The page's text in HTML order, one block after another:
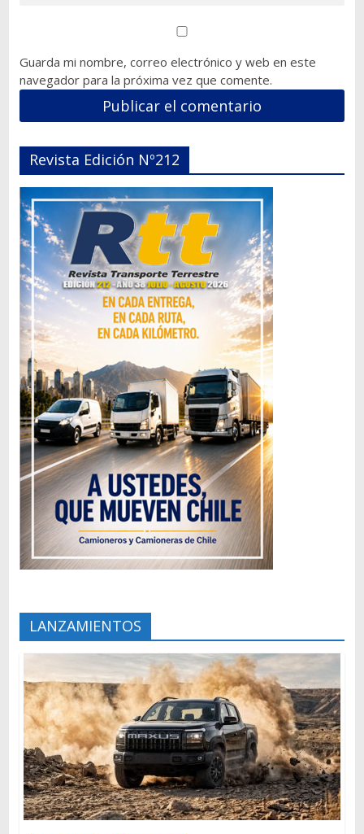
Guarda mi nombre, correo electrónico y web en este
navegador para la próxima vez que comente.
Revista Edición Nº212
LANZAMIENTOS